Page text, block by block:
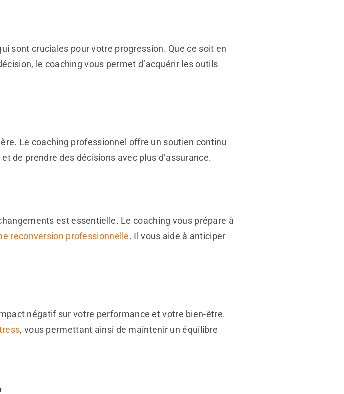
sont cruciales pour votre progression. Que ce soit en
le coaching vous permet d’acquérir les outils
Le coaching professionnel offre un soutien continu
de prendre des décisions avec plus d’assurance.
est essentielle. Le coaching vous prépare à
reconversion professionnelle. Il vous aide à anticiper
négatif sur votre performance et votre bien-être.
, vous permettant ainsi de maintenir un équilibre